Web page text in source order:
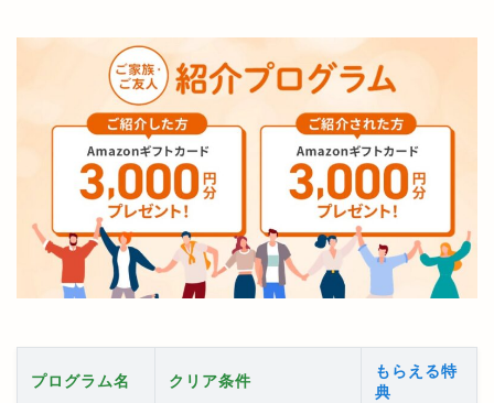
プログラム名 クリア条件
もらえる特
典